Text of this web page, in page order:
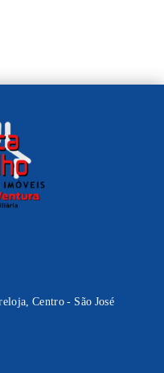
Centro - São José